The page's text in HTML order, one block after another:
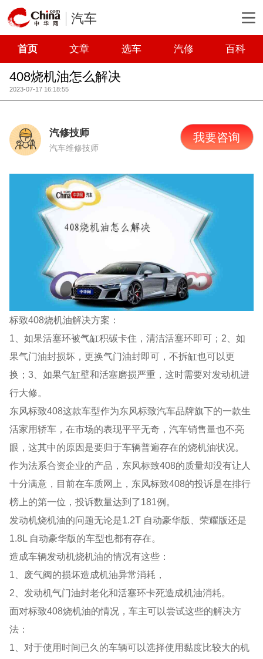
汽车
首页 文章 选车 汽修 百科
408烧机油怎么解决
2023-07-17 16:18:55
汽修技师
汽车维修技师
我要咨询
标致408烧机油解决方案：
1、如果活塞环被气缸积碳卡住，清洁活塞环即可；2、如
果气门油封损坏，更换气门油封即可，不拆缸也可以更
换；3、如果气缸壁和活塞磨损严重，这时需要对发动机进
行大修。
东风标致408这款车型作为东风标致汽车品牌旗下的一款生
活家用轿车，在市场的表现平平无奇，汽车销售量也不亮
眼，这其中的原因是要归于车辆普遍存在的烧机油状况。
作为法系合资企业的产品，东风标致408的质量却没有让人
十分满意，目前在车质网上，东风标致408的投诉是在排行
榜上的第一位，投诉数量达到了181例。
发动机烧机油的问题无论是1.2T 自动豪华版、荣耀版还是
1.8L 自动豪华版的车型也都有存在。
造成车辆发动机烧机油的情况有这些：
1、废气阀的损坏造成机油异常消耗，
2、发动机气门油封老化和活塞环卡死造成机油消耗。
面对标致408烧机油的情况，车主可以尝试这些的解决方
法：
1、对于使用时间已久的车辆可以选择使用黏度比较大的机